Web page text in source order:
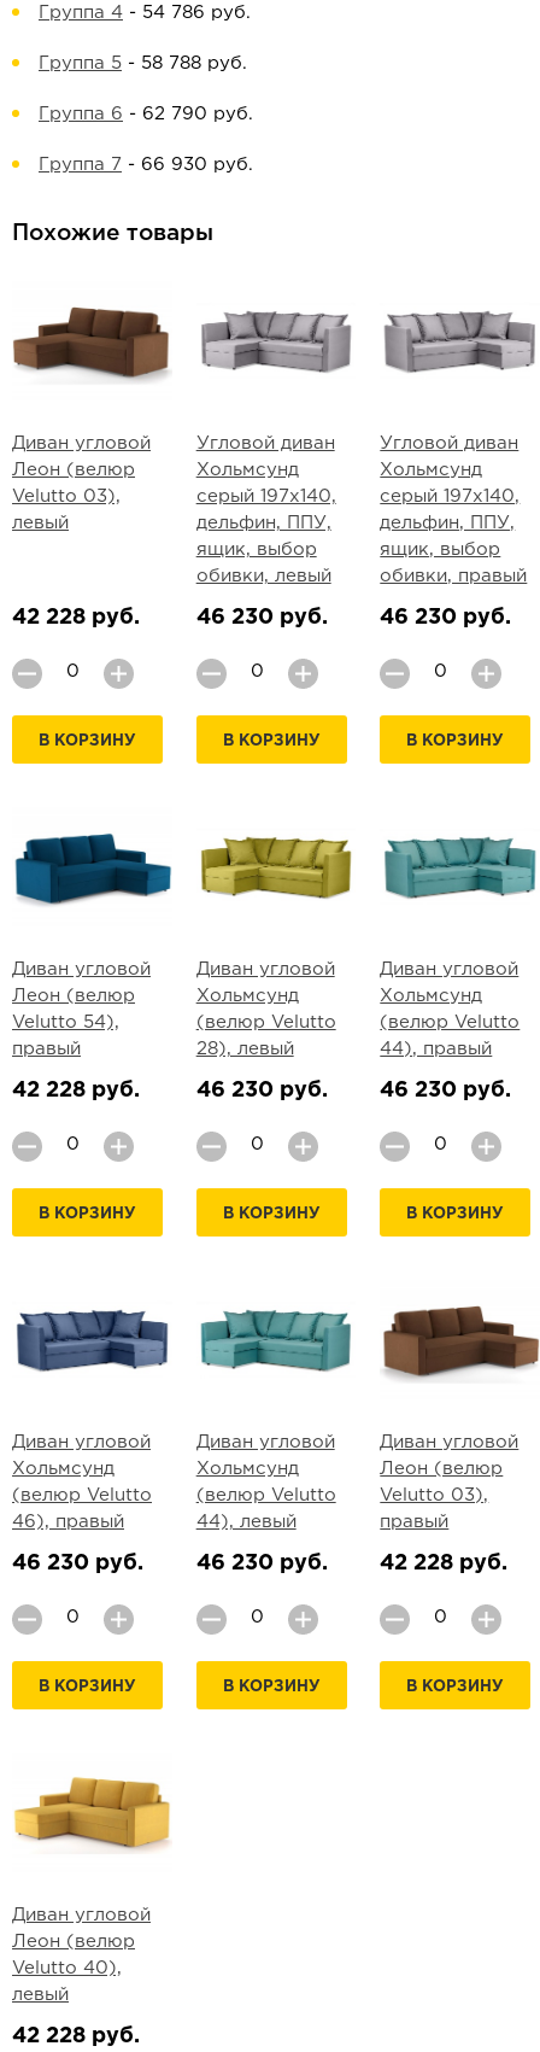
Группа 4 - 54 786 руб.
Группа 5 - 58 788 руб.
Группа 6 - 62 790 руб.
Группа 7 - 66 930 руб.
Похожие товары
Диван угловой
Леон (велюр
Velutto 03),
левый
42 228 руб.
В КОРЗИНУ
Угловой диван
Хольмсунд
серый 197х140,
дельфин, ППУ,
ящик, выбор
обивки, левый
46 230 руб.
В КОРЗИНУ
Угловой диван
Хольмсунд
серый 197х140,
дельфин, ППУ,
ящик, выбор
обивки, правый
46 230 руб.
В КОРЗИНУ
Диван угловой
Леон (велюр
Velutto 54),
правый
42 228 руб.
В КОРЗИНУ
Диван угловой
Хольмсунд
(велюр Velutto
28), левый
46 230 руб.
В КОРЗИНУ
Диван угловой
Хольмсунд
(велюр Velutto
44), правый
46 230 руб.
В КОРЗИНУ
Диван угловой
Хольмсунд
(велюр Velutto
46), правый
46 230 руб.
В КОРЗИНУ
Диван угловой
Хольмсунд
(велюр Velutto
44), левый
46 230 руб.
В КОРЗИНУ
Диван угловой
Леон (велюр
Velutto 03),
правый
42 228 руб.
В КОРЗИНУ
Диван угловой
Леон (велюр
Velutto 40),
левый
42 228 руб.